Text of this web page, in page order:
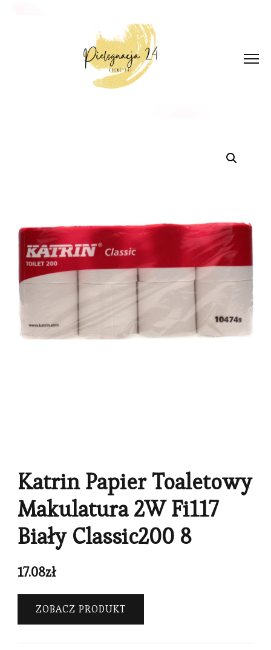
Katrin Papier Toaletowy
Makulatura 2W Fi117
Biały Classic200 8
17.08zł
ZOBACZ PRODUKT